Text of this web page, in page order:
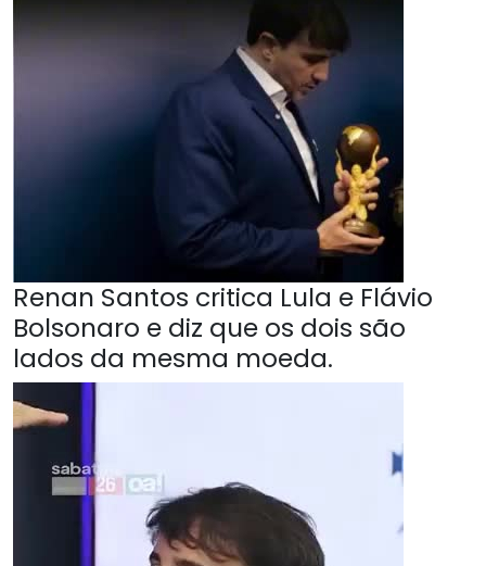
Renan Santos critica Lula e Flávio
Bolsonaro e diz que os dois são
lados da mesma moeda.